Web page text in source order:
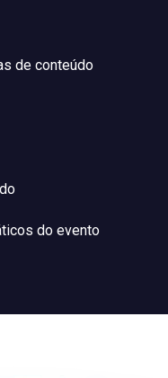
de conteúdo
do evento